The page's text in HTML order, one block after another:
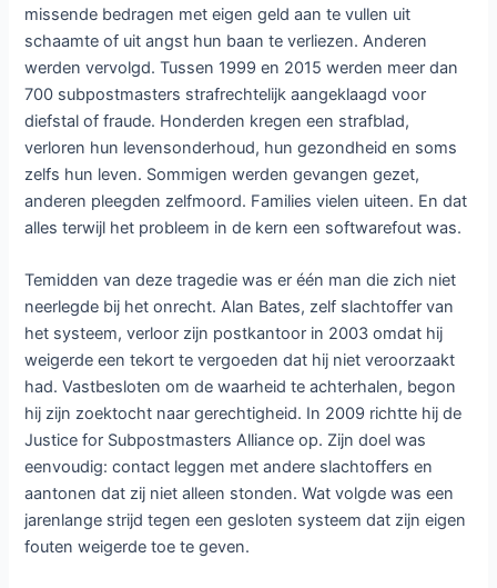
missende bedragen met eigen geld aan te vullen uit
schaamte of uit angst hun baan te verliezen. Anderen
werden vervolgd. Tussen 1999 en 2015 werden meer dan
700 subpostmasters strafrechtelijk aangeklaagd voor
diefstal of fraude. Honderden kregen een strafblad,
verloren hun levensonderhoud, hun gezondheid en soms
zelfs hun leven. Sommigen werden gevangen gezet,
anderen pleegden zelfmoord. Families vielen uiteen. En dat
alles terwijl het probleem in de kern een softwarefout was.
Temidden van deze tragedie was er één man die zich niet
neerlegde bij het onrecht. Alan Bates, zelf slachtoffer van
het systeem, verloor zijn postkantoor in 2003 omdat hij
weigerde een tekort te vergoeden dat hij niet veroorzaakt
had. Vastbesloten om de waarheid te achterhalen, begon
hij zijn zoektocht naar gerechtigheid. In 2009 richtte hij de
Justice for Subpostmasters Alliance op. Zijn doel was
eenvoudig: contact leggen met andere slachtoffers en
aantonen dat zij niet alleen stonden. Wat volgde was een
jarenlange strijd tegen een gesloten systeem dat zijn eigen
fouten weigerde toe te geven.